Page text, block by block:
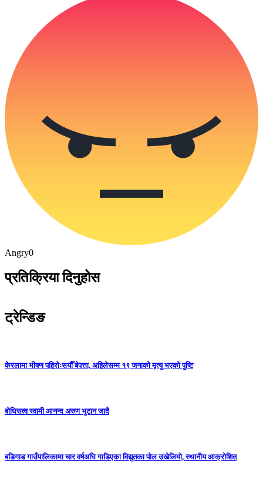
Angry0
प्रतिक्रिया दिनुहोस
ट्रेन्डिङ
केरलामा भीषण पहिरोःसयौँ बेपत्ता, अहिलेसम्म १९ जनाको मृत्यु भएको पुष्टि
बोधिसत्व स्वामी आनन्द अरुण भुटान जादै
बडिगाड गाउँपालिकामा चार वर्षअघि गाडिएका विद्युतका पोल उखेलियो, स्थानीय आक्रोशित